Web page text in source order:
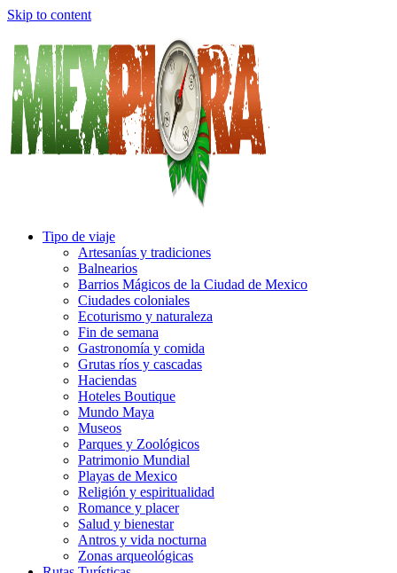
Skip to content
Tipo de viaje
Artesanías y tradiciones
Balnearios
Barrios Mágicos de la Ciudad de Mexico
Ciudades coloniales
Ecoturismo y naturaleza
Fin de semana
Gastronomía y comida
Grutas ríos y cascadas
Haciendas
Hoteles Boutique
Mundo Maya
Museos
Parques y Zoológicos
Patrimonio Mundial
Playas de Mexico
Religión y espiritualidad
Romance y placer
Salud y bienestar
Antros y vida nocturna
Zonas arqueológicas